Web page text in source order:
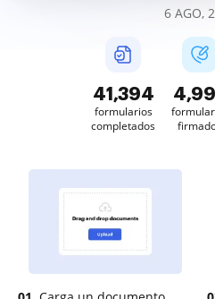
6 AGO,
41,396
formularios
completados